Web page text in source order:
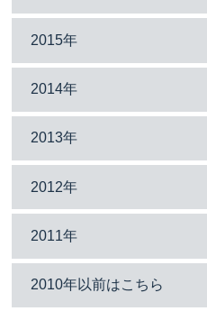
2015年
2014年
2013年
2012年
2011年
2010年以前はこちら